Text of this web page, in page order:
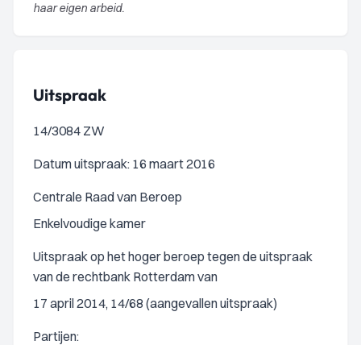
haar eigen arbeid.
Uitspraak
14/3084 ZW
Datum uitspraak: 16 maart 2016
Centrale Raad van Beroep
Enkelvoudige kamer
Uitspraak op het hoger beroep tegen de uitspraak
van de rechtbank Rotterdam van
17 april 2014, 14/68 (aangevallen uitspraak)
Partijen: